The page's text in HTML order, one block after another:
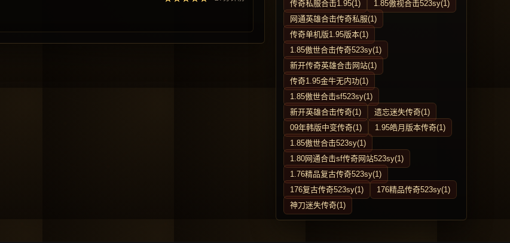
传奇私服合击1.95(1)
1.85傲视合击523sy(1)
网通英雄合击传奇私服(1)
传奇单机版1.95版本(1)
1.85傲世合击传奇523sy(1)
新开传奇英雄合击网站(1)
传奇1.95金牛无内功(1)
1.85傲世合击sf523sy(1)
新开英雄合击传奇(1)
遗忘迷失传奇(1)
09年韩版中变传奇(1)
1.95皓月版本传奇(1)
1.85傲世合击523sy(1)
1.80网通合击sf传奇网站523sy(1)
1.76精品复古传奇523sy(1)
176复古传奇523sy(1)
176精品传奇523sy(1)
神刀迷失传奇(1)